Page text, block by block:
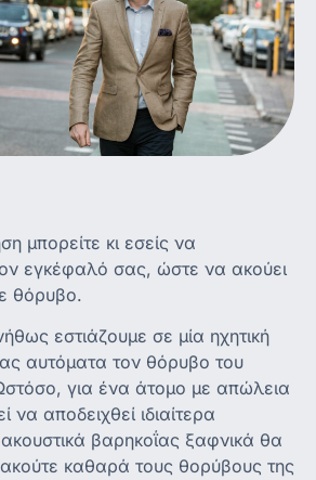
μπορείτε κι εσείς να
εγκέφαλό σας, ώστε να ακούει
θόρυβο.
εστιάζουμε σε μία ηχητική
αυτόματα τον θόρυβο του
για ένα άτομο με απώλεια
να αποδειχθεί ιδιαίτερα
βαρηκοΐας ξαφνικά θα
καθαρά τους θορύβους της